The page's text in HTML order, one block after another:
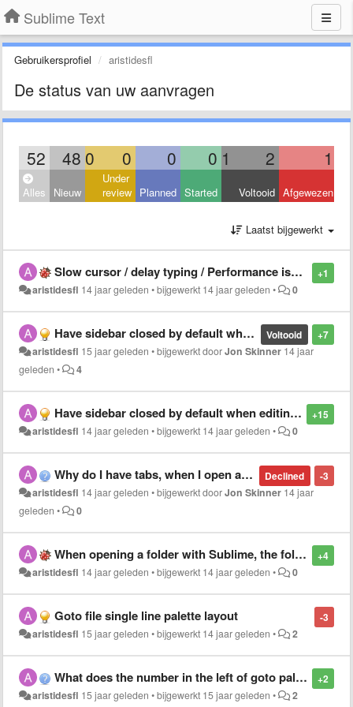
Sublime Text
Gebruikersprofiel aristidesfl
De status van uw aanvragen
52 48 0 0 0 0 1 2 1
Alles Nieuw
Under
review Planned Started Voltooid Afgewezen
Laatst bijgewerkt
+1
Slow cursor / delay typing / Performance issues with iTerm2
aristidesfl 14 jaar geleden •bijgewerkt 14 jaar geleden • 0
+7
Voltooid
Have sidebar closed by default when editing single files
aristidesfl 15 jaar geleden •bijgewerkt doorJon Skinner 14 jaar
geleden • 4
+15
Have sidebar closed by default when editing single file
aristidesfl 14 jaar geleden •bijgewerkt 14 jaar geleden • 0
-3
Declined
Why do I have tabs, when I open a file with sublime?
aristidesfl 14 jaar geleden •bijgewerkt doorJon Skinner 14 jaar
geleden • 0
+4
When opening a folder with Sublime, the folder should be automatically expanded in the sidebar
aristidesfl 14 jaar geleden •bijgewerkt 14 jaar geleden • 0
-3
Goto file single line palette layout
aristidesfl 15 jaar geleden •bijgewerkt 14 jaar geleden • 2
+2
What does the number in the left of goto palette represents?
aristidesfl 15 jaar geleden •bijgewerkt 15 jaar geleden • 2